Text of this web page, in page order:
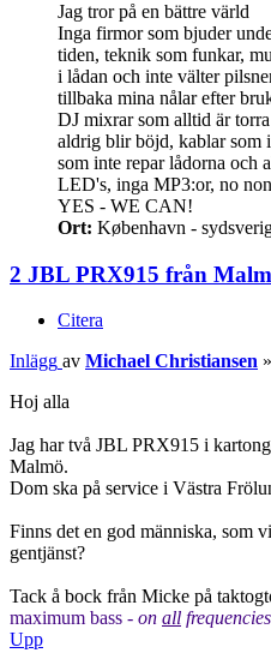
Jag tror på en bättre värld
Inga firmor som bjuder
tiden, teknik som funkar,
i lådan och inte välter
tillbaka mina nålar efter
DJ mixrar som alltid är
aldrig blir böjd, kablar som
som inte repar lådorna och
LED's, inga MP3:or, no
YES - WE CAN!
Ort: København -
2 JBL PRX915 från
Citera
Inlägg av Michael Christiansen »
Hoj alla
Jag har två JBL PRX915 i
Malmö.
Dom ska på service i Västra
Finns det en god människa, som
gentjänst?
Tack å bock från Micke på
maximum bass - on all frequencies
Upp